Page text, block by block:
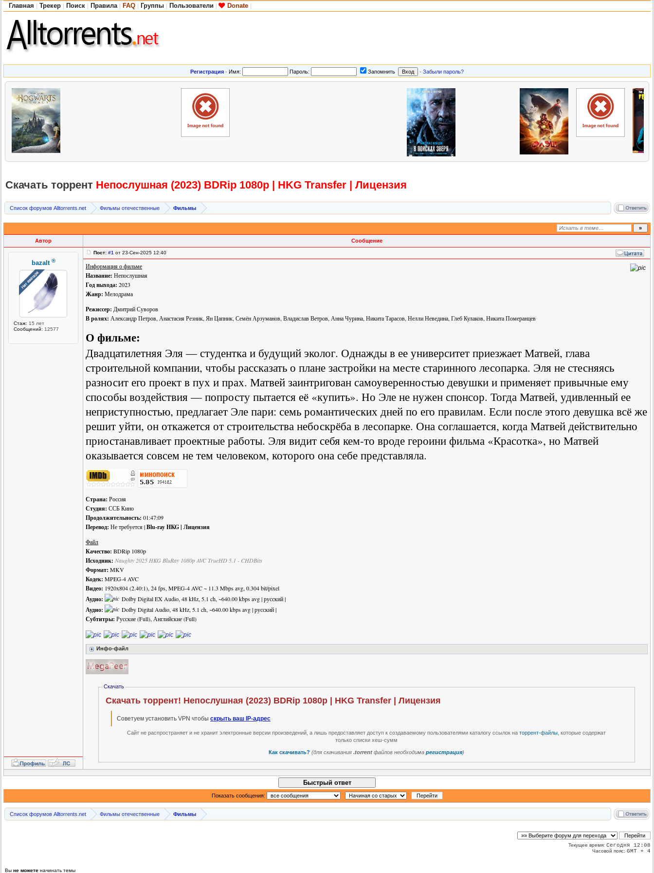
Главная Трекер Поиск Правила FAQ Группы Пользователи Donate
Регистрация · Имя: Пароль: Запомнить · Забыли пароль?
Скачать торрент Непослушная (2023) BDRip 1080p | HKG Transfer | Лицензия
Список форумов Alltorrents.net Фильмы отечественные Фильмы
Автор Сообщение
bazalt ®
Стаж: 15 лет
Сообщений: 12577
Пост: #1 от 23-Сен-2025 12:40
Информация о фильме
Название: Непослушная
Год выхода: 2023
Жанр: Мелодрама
Режиссер: Дмитрий Суворов
В ролях: Александр Петров, Анастасия Резник, Ян Цапник, Семён Арзуманов, Владислав Ветров, Анна Чурина, Никита Тарасов, Нелли Неведина, Глеб Кулаков, Никита Померанцев
О фильме:
Двадцатилетняя Эля — студентка и будущий эколог. Однажды в ее университет приезжает Матвей, глава
строительной компании, чтобы рассказать о плане застройки на месте старинного лесопарка. Эля не стесняясь
разносит его проект в пух и прах. Матвей заинтригован самоуверенностью девушки и применяет привычные ему
способы воздействия — попросту пытается её «купить». Но Эле не нужен спонсор. Тогда Матвей, удивленный ее
неприступностью, предлагает Эле пари: семь романтических дней по его правилам. Если после этого девушка всё же
решит уйти, он откажется от строительства небоскрёба в лесопарке. Она соглашается, когда Матвей действительно
приостанавливает проектные работы. Эля видит себя кем-то вроде героини фильма «Красотка», но Матвей
оказывается совсем не тем человеком, которого она себе представляла.
Страна: Россия
Студия: ССБ Кино
Продолжительность: 01:47:09
Перевод: Не требуется |Blu-ray HKG | Лицензия
Файл
Качество: BDRip 1080p
Исходник: Naughty 2025 HKG BluRay 1080p AVC TrueHD 5.1 - CHDBits
Формат: MKV
Кодек: MPEG-4 AVC
Видео: 1920x804 (2.40:1), 24 fps, MPEG-4 AVC ~ 11.3 Mbps avg, 0.304 bit/pixel
Аудио: Dolby Digital EX Audio, 48 kHz, 5.1 ch, ~640.00 kbps avg | русский |
Аудио: Dolby Digital Audio, 48 kHz, 5.1 ch, ~640.00 kbps avg | русский |
Субтитры: Русские (Full), Английские (Full)
Инфо-файл
Скачать
Скачать торрент! Непослушная (2023) BDRip 1080p | HKG Transfer | Лицензия
Советуем установить VPN чтобы скрыть ваш IP-адрес
Сайт не распространяет и не хранит электронные версии произведений, а лишь предоставляет доступ к создаваемому пользователями каталогу ссылок наторрент-файлы , которые содержат
только списки хеш-сумм
Как скачивать? (для скачивания.torrent файлов необходимарегистрация)
Быстрый ответ
Показать сообщения:
Список форумов Alltorrents.net Фильмы отечественные Фильмы
Текущее время: Сегодня 12:08
Часовой пояс: GMT + 4
Вы не можете начинать темы